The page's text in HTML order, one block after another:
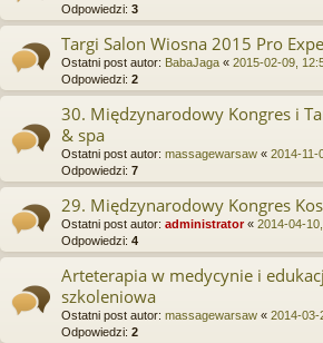
Odpowiedzi: 3
Targi Salon Wiosna 2015 Pro
Ostatni post autor: BabaJaga « 2015-02-09,
Odpowiedzi: 2
30. Międzynarodowy Kongres i
& spa
Ostatni post autor: massagewarsaw « 2014-11-
Odpowiedzi: 7
29. Międzynarodowy Kongres
Ostatni post autor: administrator« 2014-04-
Odpowiedzi: 4
Arteterapia w medycynie i
szkoleniowa
Ostatni post autor: massagewarsaw « 2014-03-
Odpowiedzi: 2